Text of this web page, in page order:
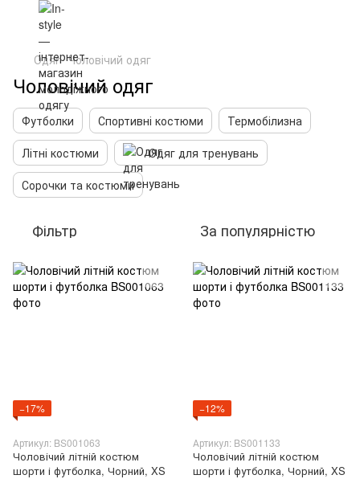
Одяг Чоловічий одяг
Чоловічий одяг
Футболки Спортивні костюми
Термобілизна
Літні костюми
Одяг для тренувань
Сорочки та костюми
Фільтр За популярністю
−17%
Артикул: BS001063
Чоловічий літній костюм
шорти і футболка, Чорний, XS
−12%
Артикул: BS001133
Чоловічий літній костюм
шорти і футболка, Чорний, XS